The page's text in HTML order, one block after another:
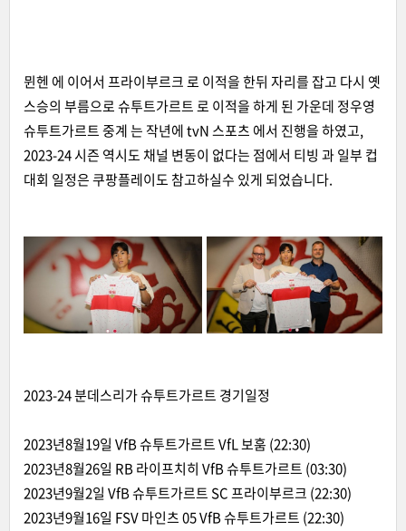
뮌헨 에 이어서 프라이부르크 로 이적을 한뒤 자리를 잡고 다시 옛
스승의 부름으로 슈투트가르트 로 이적을 하게 된 가운데 정우영
슈투트가르트 중계 는 작년에 tvN 스포츠 에서 진행을 하였고,
2023-24 시즌 역시도 채널 변동이 없다는 점에서 티빙 과 일부 컵
대회 일정은 쿠팡플레이도 참고하실수 있게 되었습니다.
2023-24 분데스리가 슈투트가르트 경기일정
2023년8월19일 VfB 슈투트가르트 VfL 보훔 (22:30)
2023년8월26일 RB 라이프치히 VfB 슈투트가르트 (03:30)
2023년9월2일 VfB 슈투트가르트 SC 프라이부르크 (22:30)
2023년9월16일 FSV 마인츠 05 VfB 슈투트가르트 (22:30)